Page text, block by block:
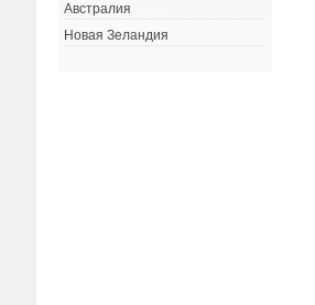
Австралия
Новая Зеландия